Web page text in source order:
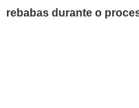
rebabas durante o